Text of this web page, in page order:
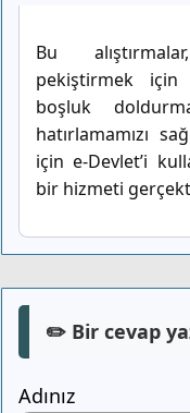
Bu
pekiştirmek için
boşluk
hatırlamamızı
için e-Devlet’i
bir hizmeti
✏️ Bir cevap
Adınız